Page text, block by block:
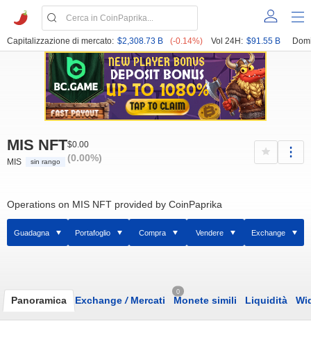
Capitalizzazione di mercato: $2,308.73 B (-0.14%) Vol 24H: $91.55 B
MIS NFT
MIS sin rango
$0.00
(0.00%)
Operations on MIS NFT provided by CoinPaprika
Guadagna Portafoglio Compra Vendere Exchange
Panoramica Exchange /Mercati
0
Monete simili Liquidità